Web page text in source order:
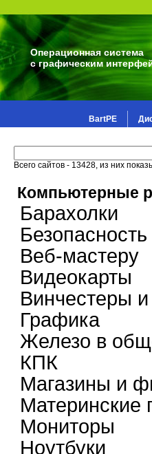
Операционная система
с графическим
BartPE
Всего сайтов - 13428, из них
Компьютерные
Барахолки
Безопасность
Веб-мастеру
Видеокарты
Винчестеры и
Графика
Железо в
КПК
Магазины и
Материнские
Мониторы
Ноутбуки